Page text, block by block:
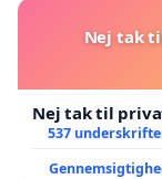
Nej tak
Nej tak til
537